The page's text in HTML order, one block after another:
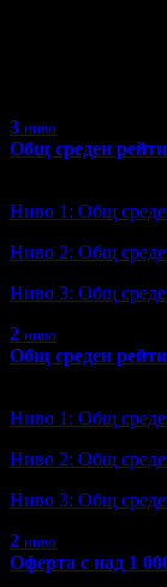
3 ниво
Общ среден
Ниво 1: Общ
Ниво 2: Общ
Ниво 3: Общ
2 ниво
Общ среден
Ниво 1: Общ
Ниво 2: Общ
Ниво 3: Общ
2 ниво
Оферта с над 1